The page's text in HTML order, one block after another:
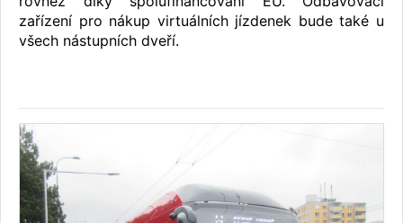
zařízení pro nákup virtuálních jízdenek bude také u
všech nástupních dveří.